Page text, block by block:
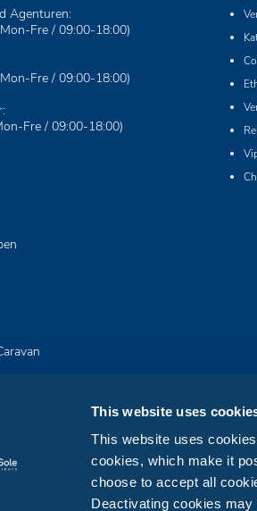
This website uses
This website uses
cookies, which make it
choose to accept all
Deactivating cookies
Agenturen:
Fre / 09:00-18:00)
Fre / 09:00-18:00)
Fre / 09:00-18:00)